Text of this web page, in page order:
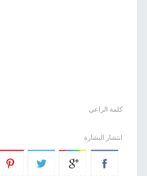
كلمة الراعي
انتشار البشارة